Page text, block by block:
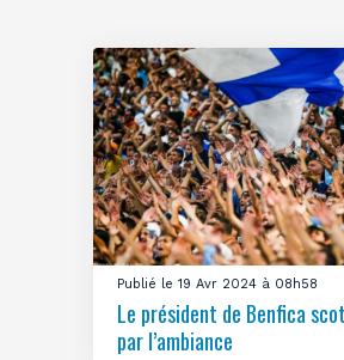
Publié le 19 Avr 2024 à 08h58
Le président de Benfica
par l’ambiance